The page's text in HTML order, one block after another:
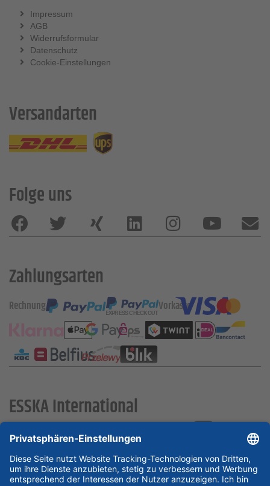
Impressum
AGB
Widerrufsformular
Datenschutz
Cookie-Einstellungen
Versandarten
Folge uns
Zahlungsarten
Rechnung Vorkasse
ESSKA International